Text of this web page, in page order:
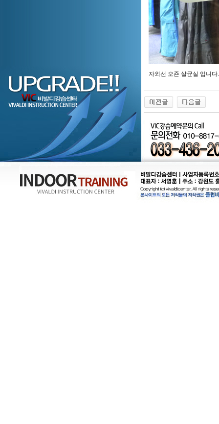
자외선 오죤 살균실 입니